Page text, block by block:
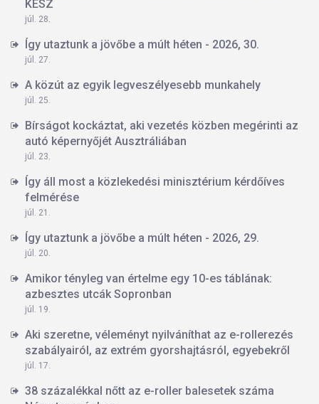
KÉSZ
júl. 28.
Így utaztunk a jövőbe a múlt héten - 2026, 30.
júl. 27.
A közút az egyik legveszélyesebb munkahely
júl. 25.
Bírságot kockáztat, aki vezetés közben megérinti az
autó képernyőjét Ausztráliában
júl. 23.
Így áll most a közlekedési minisztérium kérdőíves
felmérése
júl. 21.
Így utaztunk a jövőbe a múlt héten - 2026, 29.
júl. 20.
Amikor tényleg van értelme egy 10-es táblának:
azbesztes utcák Sopronban
júl. 19.
Aki szeretne, véleményt nyilváníthat az e-rollerezés
szabályairól, az extrém gyorshajtásról, egyebekről
júl. 17.
38 százalékkal nőtt az e-roller balesetek száma